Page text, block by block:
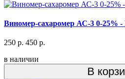
Виномер-сахаромер АС-3 0-25%
250 р. 450 р.
в наличии
В